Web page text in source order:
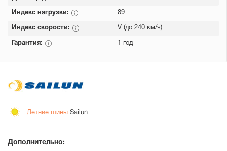
Индекс нагрузки: 89
Индекс скорости: V (до 240 км/ч)
Гарантия: 1 год
Летние шины Sailun
Дополнительно: